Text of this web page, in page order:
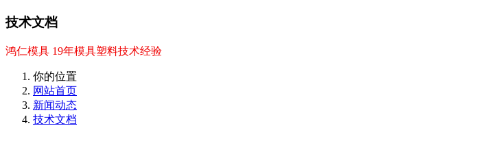
技术文档
鸿仁模具 19年模具塑料技术经验
你的位置
网站首页
新闻动态
技术文档